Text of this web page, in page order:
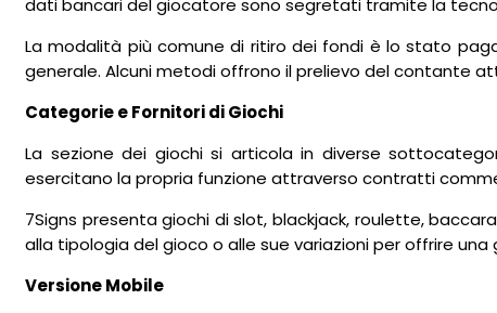
La modalità più comune di ritiro dei fondi è lo stato
generale. Alcuni metodi offrono il prelievo del contante
Categorie e Fornitori di Giochi
La sezione dei giochi si articola in diverse
esercitano la propria funzione attraverso contratti
7Signs presenta giochi di slot, blackjack, roulette,
alla tipologia del gioco o alle sue variazioni per offrire
Versione Mobile